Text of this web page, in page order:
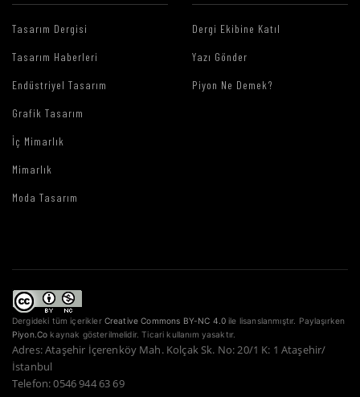
Tasarım Dergisi
Tasarım Haberleri
Endüstriyel Tasarım
Grafik Tasarım
İç Mimarlık
Mimarlık
Moda Tasarım
Dergi Ekibine Katıl
Yazı Gönder
Piyon Ne Demek?
Dergideki tüm içerikler Creative Commons BY-NC 4.0 ile lisanslanmıştır. Paylaşırken
Piyon.Co kaynak gösterilmelidir. Ticari kullanım yasaktır.
Adres: Ataşehir İçerenköy Mah. Kolçak Sk. No: 20/1 K: 1 Ataşehir/
İstanbul
Telefon: 0546 944 63 69